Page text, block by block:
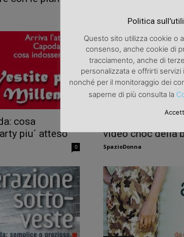
cosa
piu´ atteso
0
video choc della
SpazioDonna
Politica
Questo sito utilizza cookie o
consenso, anche cookie di
tracciamento, anche di
personalizzata e offrirti
nonché per il monitoraggio dei
saperne di più consulta la